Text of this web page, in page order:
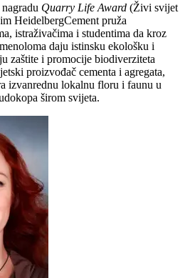
Quarry Life Award (Živi svijet
HeidelbergCement pruža
istraživačima i studentima da kroz
daju istinsku ekološku i
zaštite i promocije biodiverziteta
proizvođač cementa i agregata,
izvanrednu lokalnu floru i faunu u
širom svijeta.